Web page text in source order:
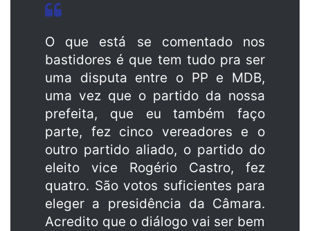
O que está se comentado nos
bastidores é que tem tudo pra ser
uma disputa entre o PP e MDB,
uma vez que o partido da nossa
prefeita, que eu também faço
parte, fez cinco vereadores e o
outro partido aliado, o partido do
eleito vice Rogério Castro, fez
quatro. São votos suficientes para
eleger a presidência da Câmara.
Acredito que o diálogo vai ser bem